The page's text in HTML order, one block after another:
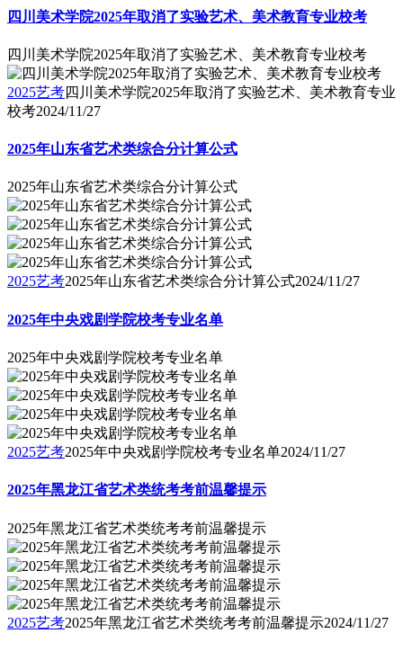
四川美术学院2025年取消了实验艺术、美术教育专业校考
四川美术学院2025年取消了实验艺术、美术教育专业校考
2025艺考四川美术学院2025年取消了实验艺术、美术教育专业
校考2024/11/27
2025年山东省艺术类综合分计算公式
2025年山东省艺术类综合分计算公式
2025艺考2025年山东省艺术类综合分计算公式2024/11/27
2025年中央戏剧学院校考专业名单
2025年中央戏剧学院校考专业名单
2025艺考2025年中央戏剧学院校考专业名单2024/11/27
2025年黑龙江省艺术类统考考前温馨提示
2025年黑龙江省艺术类统考考前温馨提示
2025艺考2025年黑龙江省艺术类统考考前温馨提示2024/11/27